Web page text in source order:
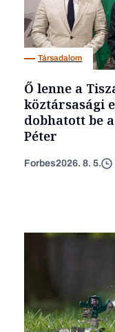
Társadalom
Ő lenne a
köztársasági
dobhatott be
Péter
Forbes2026. 8. 5.